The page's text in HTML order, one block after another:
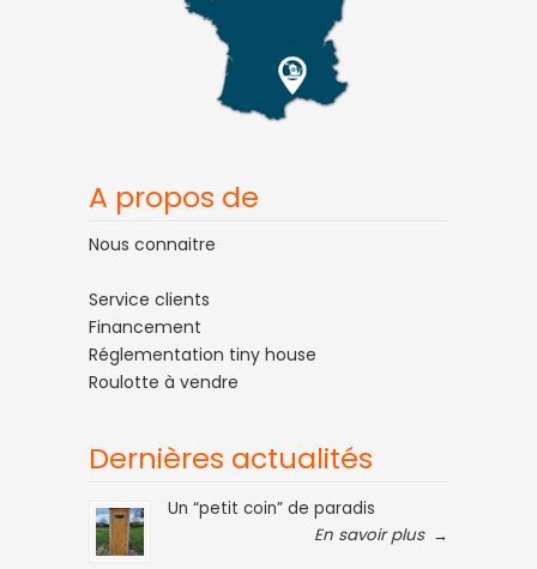
A propos de
Nous connaitre
Service clients
Financement
Réglementation tiny house
Roulotte à vendre
Dernières actualités
Un “petit coin” de paradis
En savoir plus →